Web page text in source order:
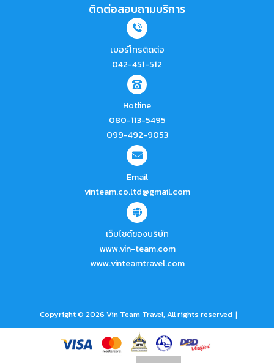
ติดต่อสอบถามบริการ
เบอร์โทรติดต่อ
042-451-512
Hotline
080-113-5495
099-492-9053
Email
vinteam.co.ltd@gmail.com
เว็บไซต์ของบริษัท
www.vin-team.com
www.vinteamtravel.com
Copyright © 2026 Vin Team Travel, All rights reserved |